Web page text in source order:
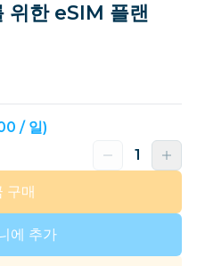
위한 eSIM 플랜
/ 일)
에 추가
구매